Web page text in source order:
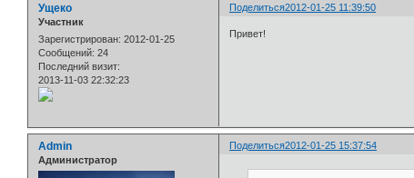
Поделиться2012-01-25 11:39:50
Ущеко
Участник
Зарегистрирован: 2012-01-25
Сообщений: 24
Последний визит:
2013-11-03 22:32:23
Привет!
Поделиться2012-01-25 15:37:54
Admin
Администратор